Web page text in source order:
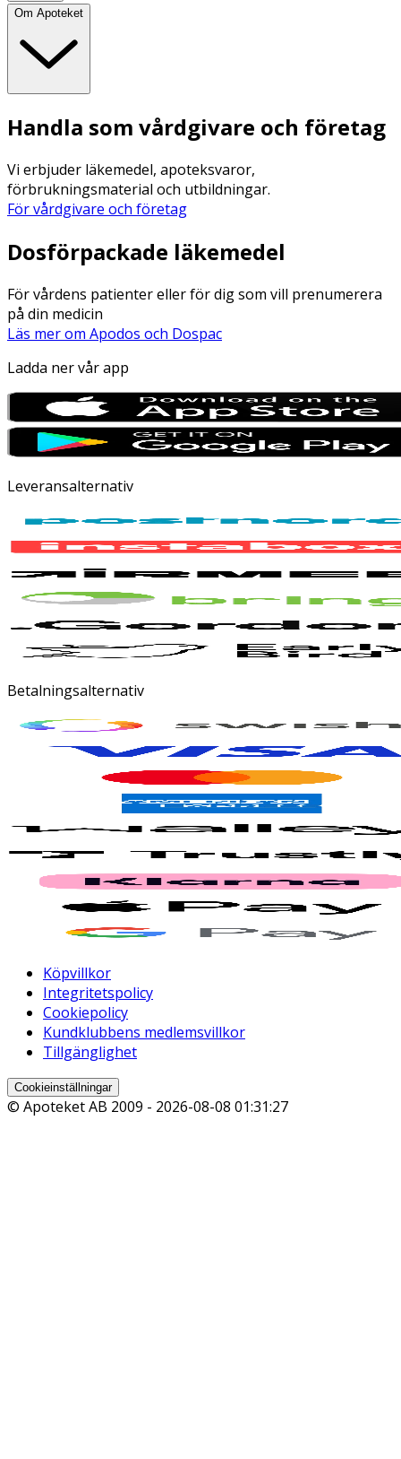
Om Apoteket
Handla som vårdgivare och företag
Vi erbjuder läkemedel, apoteksvaror,
förbrukningsmaterial och utbildningar.
För vårdgivare och företag
Dosförpackade läkemedel
För vårdens patienter eller för dig som vill prenumerera
på din medicin
Läs mer om Apodos och Dospac
Ladda ner vår app
Leveransalternativ
Betalningsalternativ
Köpvillkor
Integritetspolicy
Cookiepolicy
Kundklubbens medlemsvillkor
Tillgänglighet
Cookieinställningar
© Apoteket AB 2009 - 2026-08-08 01:31:27